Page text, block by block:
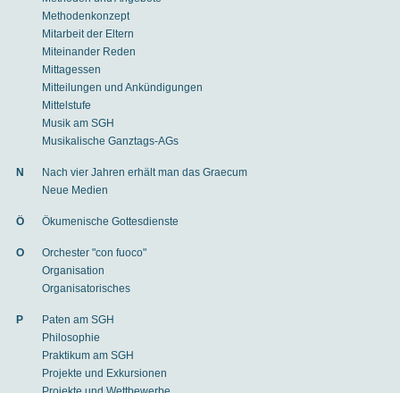
Methodenkonzept
Mitarbeit der Eltern
Miteinander Reden
Mittagessen
Mitteilungen und Ankündigungen
Mittelstufe
Musik am SGH
Musikalische Ganztags-AGs
N
Nach vier Jahren erhält man das Graecum
Neue Medien
Ö Ökumenische Gottesdienste
O
Orchester "con fuoco"
Organisation
Organisatorisches
P
Paten am SGH
Philosophie
Praktikum am SGH
Projekte und Exkursionen